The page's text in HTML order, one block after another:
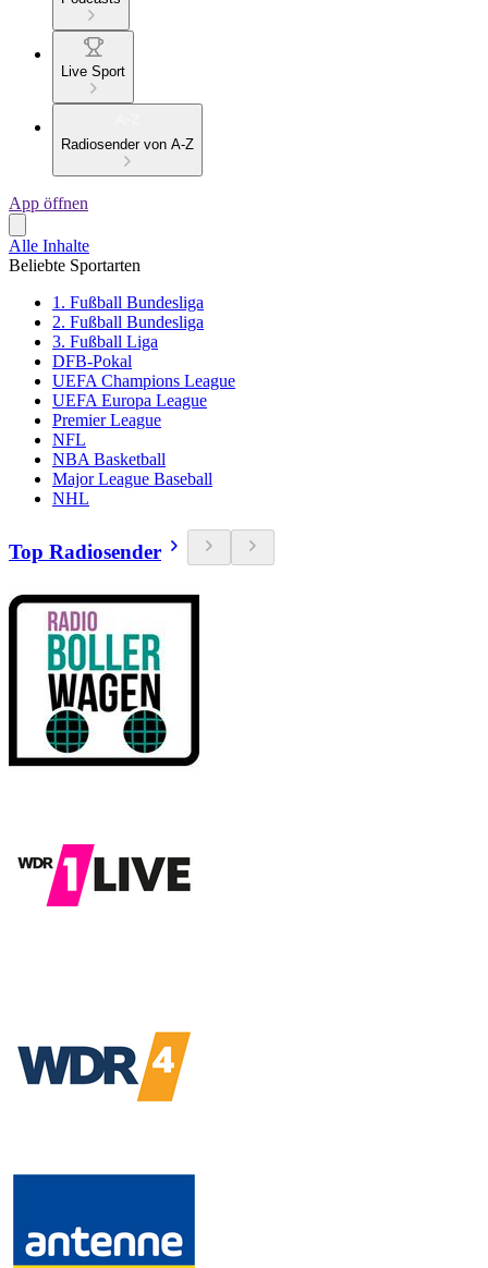
Live Sport
Radiosender von A-Z
App öffnen
Alle Inhalte
Beliebte Sportarten
1. Fußball Bundesliga
2. Fußball Bundesliga
3. Fußball Liga
DFB-Pokal
UEFA Champions League
UEFA Europa League
Premier League
NFL
NBA Basketball
Major League Baseball
NHL
Top Radiosender